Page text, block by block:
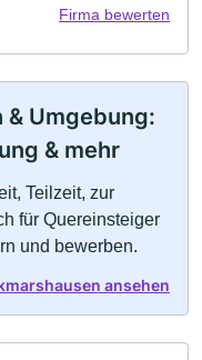
Firma bewerten
& Umgebung:
& mehr
Teilzeit, zur
für Quereinsteiger
und bewerben.
ansehen